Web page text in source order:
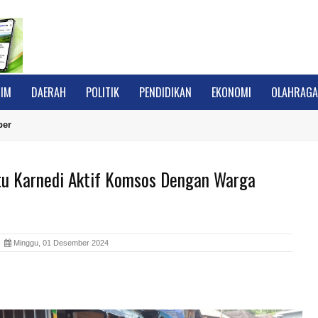
DAERAH POLITIK PENDIDIKAN EKONOMI OLAHRAGA
Karnedi Aktif Komsos Dengan Warga
Minggu, 01 Desember 2024